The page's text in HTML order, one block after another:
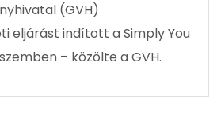
(GVH)
eljárást indított a Simply You
– közölte a GVH.